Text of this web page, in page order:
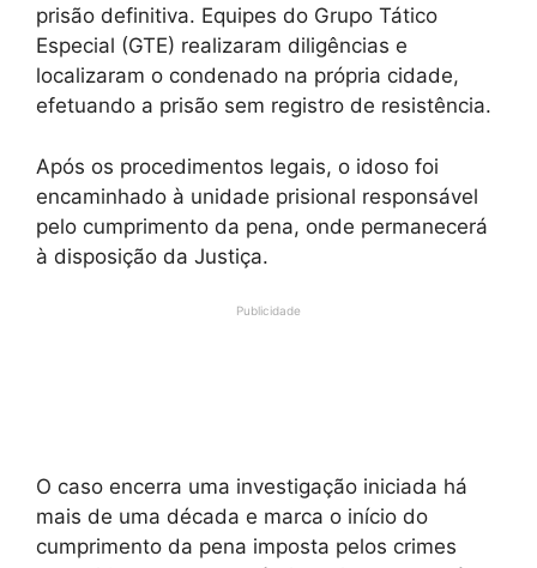
prisão definitiva. Equipes do Grupo Tático
Especial (GTE) realizaram diligências e
localizaram o condenado na própria cidade,
efetuando a prisão sem registro de resistência.
Após os procedimentos legais, o idoso foi
encaminhado à unidade prisional responsável
pelo cumprimento da pena, onde permanecerá
à disposição da Justiça.
Publicidade
O caso encerra uma investigação iniciada há
mais de uma década e marca o início do
cumprimento da pena imposta pelos crimes